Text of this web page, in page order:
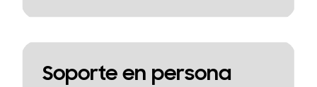
Soporte en persona